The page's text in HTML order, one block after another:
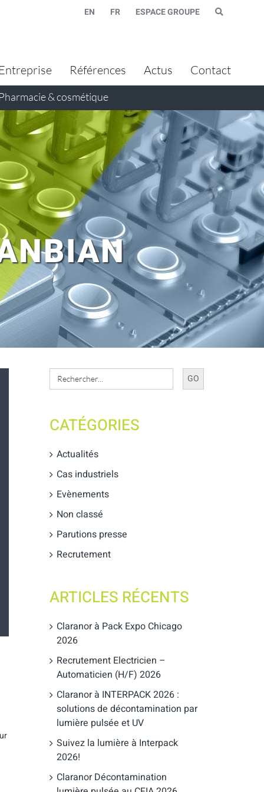
EN FR ESPACE GROUPE
& cosmétique
Références Actus Contact
Search
for:
CATÉGORIES
Actualités
Cas industriels
Evènements
Non classé
Parutions presse
Recrutement
ARTICLES RÉCENTS
Claranor à Pack Expo Chicago
2026
Recrutement Electricien –
Automaticien (H/F) 2026
Claranor à INTERPACK 2026 :
solutions de décontamination par
lumière pulsée et UV
Suivez la lumière à Interpack
2026!
Claranor Décontamination